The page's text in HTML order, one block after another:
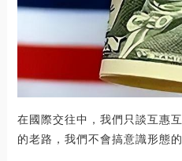
在國際交往中，我們只談互惠
的老路，我們不會搞意識形態的